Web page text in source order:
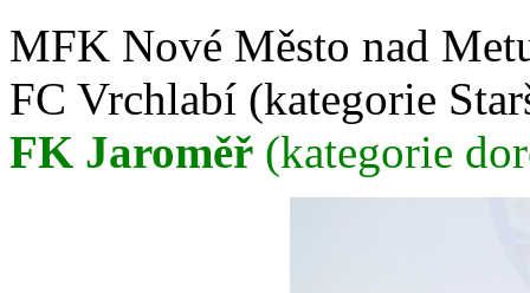
MFK Nové Město nad
FC Vrchlabí (kategorie
FK Jaroměř (kategorie